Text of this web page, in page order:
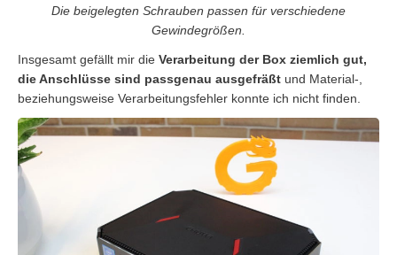
Die beigelegten Schrauben passen für verschiedene
Gewindegrößen.
Insgesamt gefällt mir die Verarbeitung der Box ziemlich gut,
die Anschlüsse sind passgenau ausgefräßt und Material-,
beziehungsweise Verarbeitungsfehler konnte ich nicht finden.